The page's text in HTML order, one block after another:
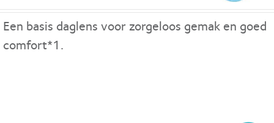
Een basis daglens voor zorgeloos gemak en goed
comfort*1.